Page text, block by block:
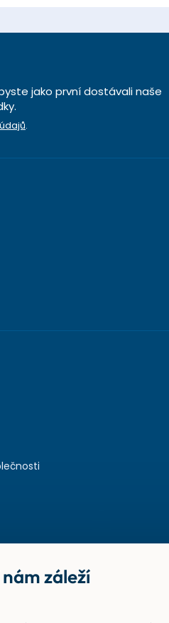
jako první dostávali naše
.
záleží